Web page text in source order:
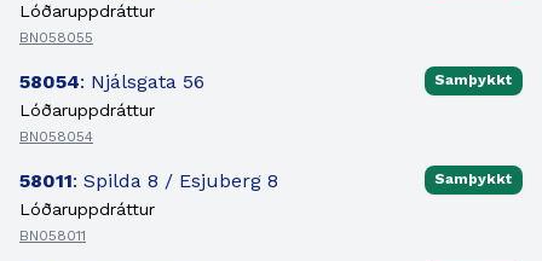
Lóðaruppdráttur
BN058055
58054: Njálsgata 56
Lóðaruppdráttur
BN058054
Samþykkt
58011: Spilda 8 / Esjuberg 8
Lóðaruppdráttur
BN058011
Samþykkt